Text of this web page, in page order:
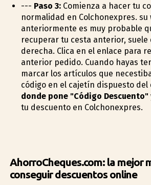
--- Paso 3:Comienza a hacer tu
normalidad en Colchonexpres. su
anteriormente es muy probable
recuperar tu cesta anterior,
derecha. Clica en el enlace para
anterior pedido. Cuando hayas
marcar los artículos que
código en el cajetín dispuesto
donde pone "Código Descuento"
tu descuento en Colchonexpres.
AhorroCheques.com: la mejor
conseguir descuentos online